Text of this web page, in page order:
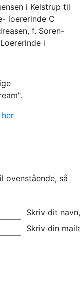
i Kelstrup til
loererinde C
f. Soren-
i
ovenstående, så
Skriv dit
Skriv din